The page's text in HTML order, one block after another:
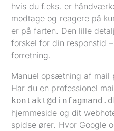
hvis du f.eks. er
modtage og reagere på
er på farten. Den lille
forskel for din responstid
forretning.
Manuel opsætning af
Har du en professionel
hjemmeside og dit
spidse ører. Hvor Google